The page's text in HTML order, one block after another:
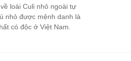
loài Culi nhỏ ngoài tự
nhỏ được mệnh danh là
có độc ở Việt Nam.